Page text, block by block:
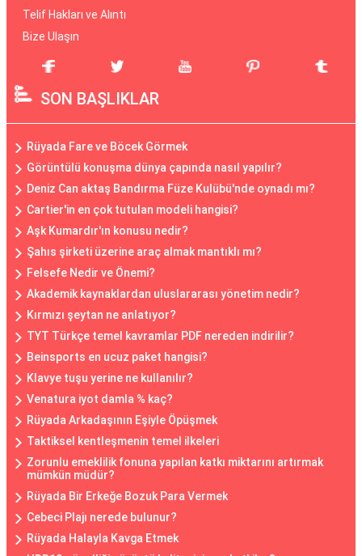
Telif Hakları ve Alıntı
Bize Ulaşın
SON BAŞLIKLAR
Rüyada Fare ve Böcek Görmek
Görüntülü konuşma dünya çapında nasıl yapılır?
Deniz Can aktaş Bandırma Füze Kulübü'nde oynadı mı?
Cartier'in en çok tutulan modeli hangisi?
Aşk Kumardır'ın konusu nedir?
Şahıs şirketi üzerine araç almak mantıklı mı?
Felsefe Nedir ve Önemi?
Akademik kaynaklardan uluslararası yönetim nedir?
Kırmızı şeytan ne anlatıyor?
TYT Türkçe temel kavramlar PDF nereden indirilir?
Beinsports en ucuz paket hangisi?
Klavye tuşu yerine ne kullanılır?
Venatura iyot damla % kaç?
Rüyada Arkadaşının Eşiyle Öpüşmek
Taktiksel kentleşmenin temel ilkeleri
Zorunlu emeklilik fonuna yapılan katkı miktarını artırmak
mümkün müdür?
Rüyada Bir Erkeğe Bozuk Para Vermek
Cebeci Plajı nerede bulunur?
Rüyada Halayla Kavga Etmek